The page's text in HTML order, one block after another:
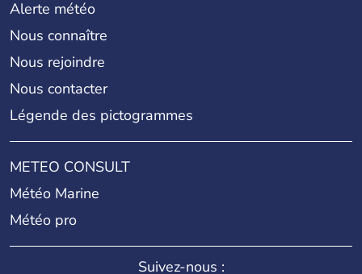
Alerte météo
Nous connaître
Nous rejoindre
Nous contacter
Légende des pictogrammes
METEO CONSULT
Météo Marine
Météo pro
Suivez-nous :